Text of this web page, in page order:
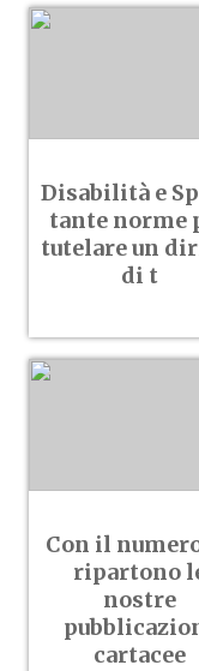
Disabilità e
tante norme
tutelare un
di t
Con il
ripartono
nostre
cartacee